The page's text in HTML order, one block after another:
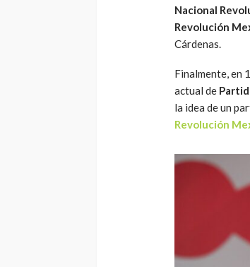
Nacional
Revolución
Cárdenas.
Finalmente, en
actual de
la idea de un
Revolución